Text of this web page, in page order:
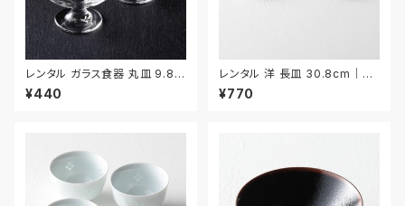
レンタル ガラス食器 丸皿 9.8c
m 2枚セット｜GLM129
¥440
レンタル 洋 長皿 30.8cm｜YN
A008
¥770